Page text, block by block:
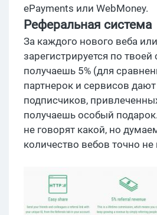
ePayments или WebMoney.
Реферальная система
За каждого нового веба
зарегистрируется по твоей
получаешь 5% (для
партнерок и сервисов
подписчиков,
получаешь особый
не говорят какой, но
количество вебов точно